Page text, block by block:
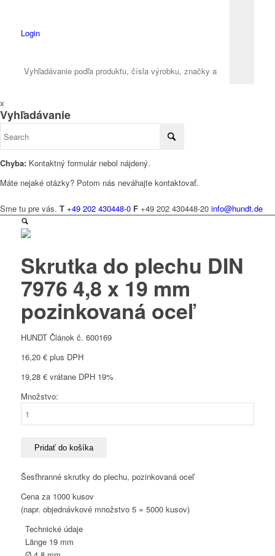
Login
x
Vyhľadávanie
Chyba: Kontaktný formulár nebol nájdený.
Máte nejaké otázky? Potom nás neváhajte kontaktovať.
Sme tu pre vás. T +49 202 430448-0 F +49 202 430448-20 info@hundt.de
Skrutka do plechu DIN
7976 4,8 x 19 mm
pozinkovaná oceľ
HUNDT Článok č. 600169
16,20 €plus DPH
19,28 €vrátane DPH 19%
Množstvo:
plechu
7976
x
19
mm
pozinkovaná
oceľ
Pridať do košíka
Šesťhranné skrutky do plechu, pozinkovaná oceľ
Cena za 1000 kusov
(napr. objednávkové množstvo 5 = 5000 kusov)
Technické údaje
Länge 19 mm